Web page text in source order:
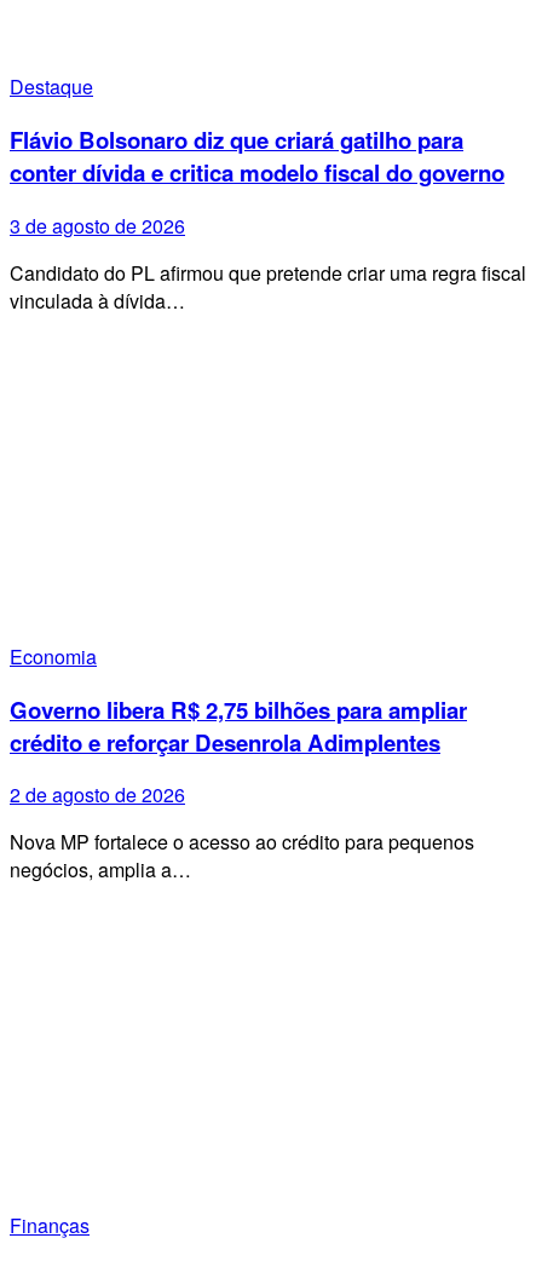
Destaque
Flávio Bolsonaro diz que criará gatilho para
conter dívida e critica modelo fiscal do governo
3 de agosto de 2026
Candidato do PL afirmou que pretende criar uma regra fiscal
vinculada à dívida…
Economia
Governo libera R$ 2,75 bilhões para ampliar
crédito e reforçar Desenrola Adimplentes
2 de agosto de 2026
Nova MP fortalece o acesso ao crédito para pequenos
negócios, amplia a…
Finanças